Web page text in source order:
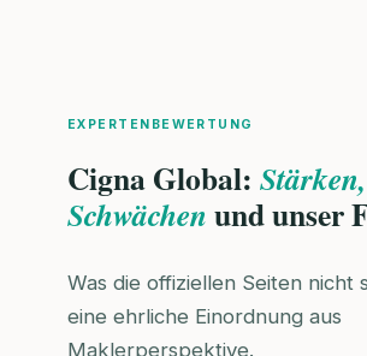
EXPERTENBEWERTUNG
Cigna Global: Stärken,
Schwächenund unser
Was die offiziellen Seiten nicht
eine ehrliche Einordnung aus
Maklerperspektive.